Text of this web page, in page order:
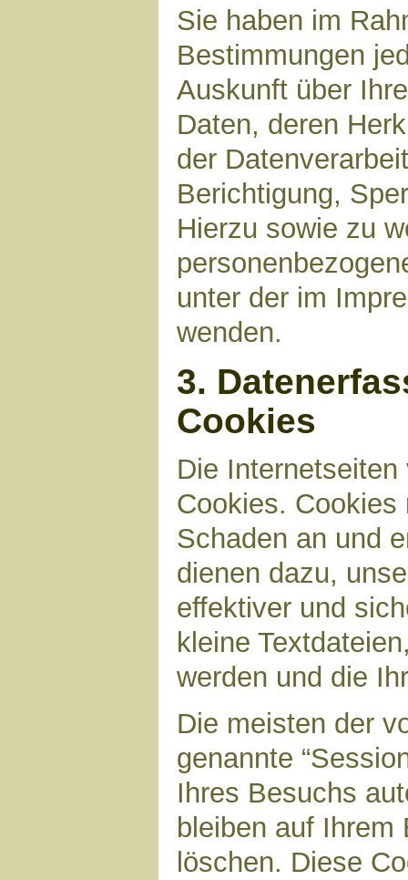
Sie haben im
Bestimmungen
Auskunft über
Daten, deren
der
Berichtigung,
Hierzu sowie zu
unter der im
wenden.
3.
Cookies
Die
Cookies.
Schaden an und
dienen dazu,
effektiver und
kleine
werden und die
Die meisten der
genannte
Ihres Besuchs
bleiben auf
löschen. Diese